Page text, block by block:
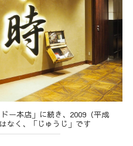
ー本店」に続き、2009（平成
なく、「じゅうじ」です